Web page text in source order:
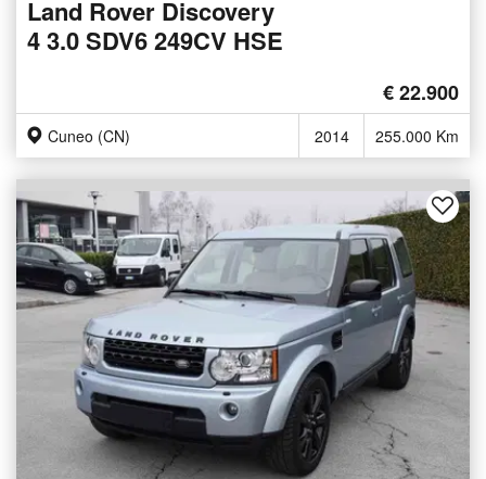
Land Rover Discovery
4 3.0 SDV6 249CV HSE
€ 22.900
Cuneo (CN) 2014 255.000 Km